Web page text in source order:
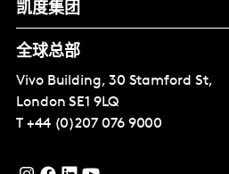
凯度集团
全球总部
Vivo Building, 30 Stamford St,
London SE1 9LQ
T +44 (0)207 076 9000